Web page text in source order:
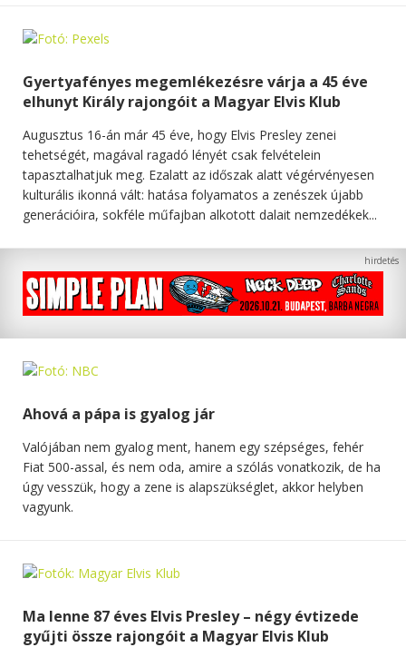
Gyertyafényes megemlékezésre várja a 45 éve
elhunyt Király rajongóit a Magyar Elvis Klub
Augusztus 16-án már 45 éve, hogy Elvis Presley zenei
tehetségét, magával ragadó lényét csak felvételein
tapasztalhatjuk meg. Ezalatt az időszak alatt végérvényesen
kulturális ikonná vált: hatása folyamatos a zenészek újabb
generációira, sokféle műfajban alkotott dalait nemzedékek...
Ahová a pápa is gyalog jár
Valójában nem gyalog ment, hanem egy szépséges, fehér
Fiat 500-assal, és nem oda, amire a szólás vonatkozik, de ha
úgy vesszük, hogy a zene is alapszükséglet, akkor helyben
vagyunk.
Ma lenne 87 éves Elvis Presley – négy évtizede
gyűjti össze rajongóit a Magyar Elvis Klub